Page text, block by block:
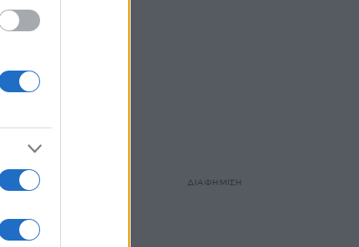
ΔΙΑΦΗΜΙΣΗ